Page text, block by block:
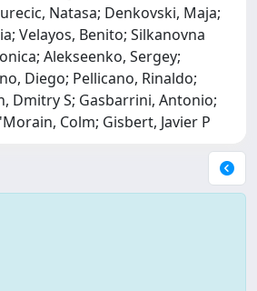
Natasa; Denkovski, Maja;
Velayos, Benito; Silkanovna
Alekseenko, Sergey;
Diego; Pellicano, Rinaldo;
Dmitry S; Gasbarrini, Antonio;
Colm; Gisbert, Javier P